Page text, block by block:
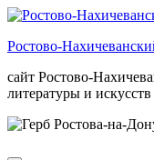
Skip
the
Ростово-
сайт Ростово-
литературы и искусств